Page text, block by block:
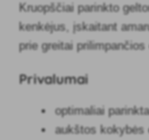
Kruopščiai parinkto
kenkėjus, įskaitant
prie greitai
Privalumai
optimaliai
aukštos kokybės